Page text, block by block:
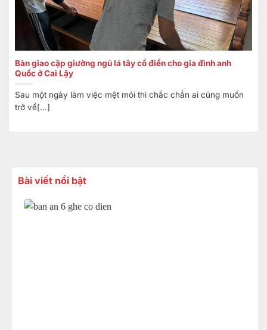
Bàn giao cặp giường ngủ lá tây cổ điển cho gia đình anh
Quốc ở Cai Lậy
Sau một ngày làm việc mệt mỏi thì chắc chắn ai cũng muốn
trở về[...]
Bài viết nổi bật